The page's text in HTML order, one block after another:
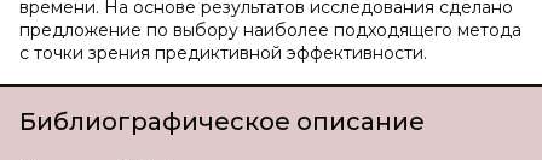
времени. На основе результатов исследования сделано
предложение по выбору наиболее подходящего метода
с точки зрения предиктивной эффективности.
Библиографическое описание